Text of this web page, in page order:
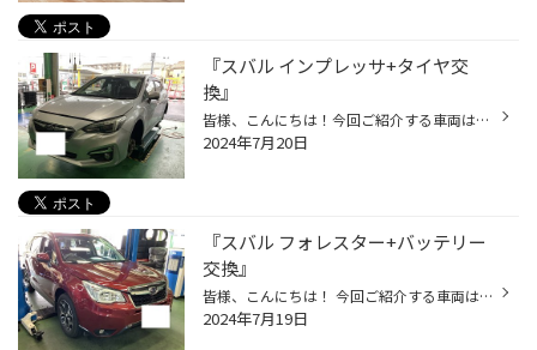
『スバル インプレッサ+タイヤ交
換』
皆様、こんにちは！今回ご紹介する車両は、 お車 ご購入後 初めてのタイヤ交換となる お客様です。 タイヤサイズも『205/50R17』になった『スバル インプレッサ』には やはりポテンシャルの高い『ポテンザア ドレナリン RE004』がオススメかと思います。 どの様な 仕上がりなるか楽しみですね！ そ...
2024年7月20日
『スバル フォレスター+バッテリー
交換』
皆様、こんにちは！ 今回ご紹介する車両は、いつも当店をご利用頂いていらっしゃる 『K様』の『スバル フォレスター』になります。 この型のフォレスターは、新車装着時から『アイドリングストップ専用バッテリ-』が 搭載されており 今回も純正同等レベルの『パナソニック カオス』を装着していきま...
2024年7月19日